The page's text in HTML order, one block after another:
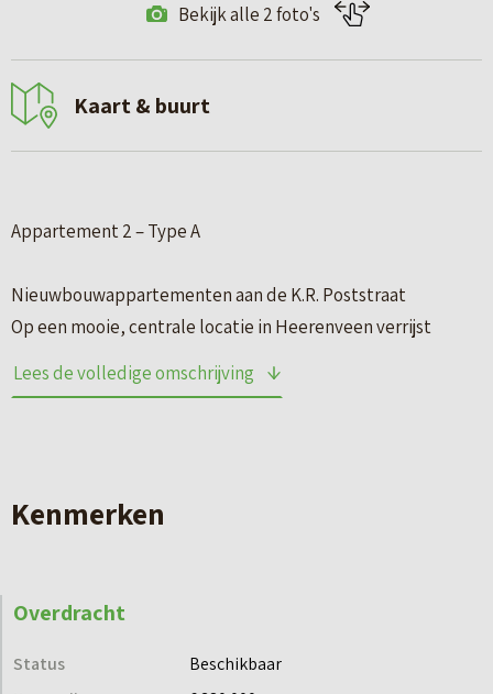
Bekijk alle 2 foto's
Kaart & buurt
Appartement 2 – Type A
Nieuwbouwappartementen aan de K.R. Poststraat
Op een mooie, centrale locatie in Heerenveen verrijst
comfortabele nieuwbouwappartementen. De
beschikt over:
– gelegen op de begane grond
Lees de volledige omschrijving
Kenmerken
Overdracht
Status
Beschikbaar